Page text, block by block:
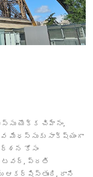
యొక్క చిహ్నం,
మేధస్సుకు సాక్ష్యంగా
కోసం
టవర్, ప్రతి
ఆకర్షిస్తుంది, దాని